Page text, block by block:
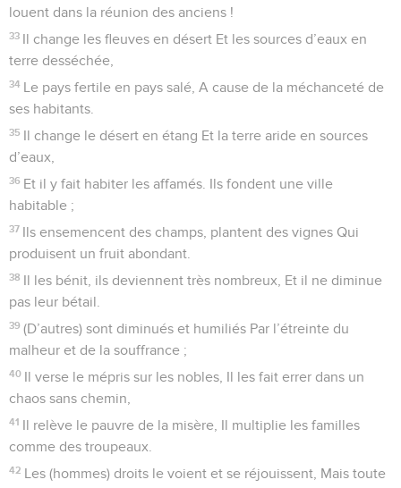
7 Quand il sera jugé, qu’il soit condamné, Et que sa prière
passe pour un péché !
8 Que ses jours soient peu nombreux, Qu’un autre prenne sa
charge !
9 Que ses fils deviennent orphelins Et sa femme veuve !
10 Que ses fils soient vagabonds et qu’ils mendient, Qu’ils
aillent quémander loin des ruines de leur demeure !
11 Que le créancier jette le filet sur tout ce qui est à lui, Et
que les étrangers pillent ce pour quoi il s’est fatigué !
12 Que nul ne conserve pour lui de la bienveillance, Et que
nul ne fasse grâce à ses orphelins !
13 Que ses descendants soient retranchés, Et que leur nom
soit effacé dans la génération suivante !
14 Que la faute de ses pères reste en souvenir à l’Éternel, Et
que le péché de sa mère ne soit pas effacé !
15 Qu’ils soient toujours présents devant l’Éternel, Et qu’il
retranche de la terre leur souvenir,
16 Parce que (cet homme) ne s’est pas souvenu d’exercer la
bienveillance, Qu’il a persécuté le malheureux et le pauvre,
Jusqu’à faire mourir l’homme au cœur brisé !